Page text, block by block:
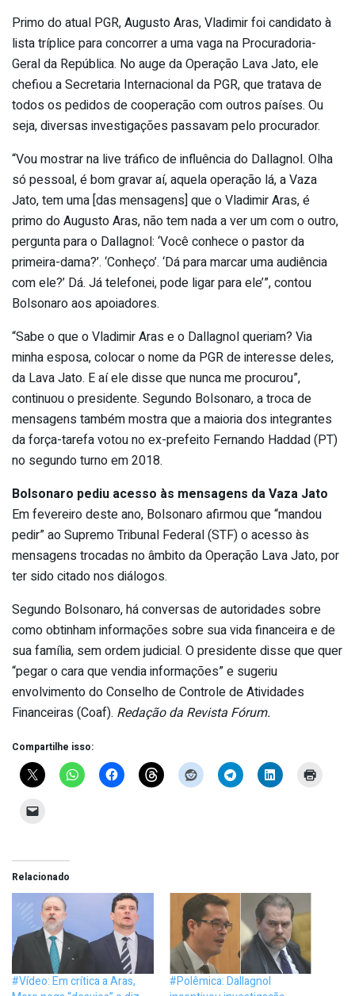
Primo do atual PGR, Augusto Aras, Vladimir foi candidato à
lista tríplice para concorrer a uma vaga na Procuradoria-
Geral da República. No auge da Operação Lava Jato, ele
chefiou a Secretaria Internacional da PGR, que tratava de
todos os pedidos de cooperação com outros países. Ou
seja, diversas investigações passavam pelo procurador.
“Vou mostrar na live tráfico de influência do Dallagnol. Olha
só pessoal, é bom gravar aí, aquela operação lá, a Vaza
Jato, tem uma [das mensagens] que o Vladimir Aras, é
primo do Augusto Aras, não tem nada a ver um com o outro,
pergunta para o Dallagnol: ‘Você conhece o pastor da
primeira-dama?’. ‘Conheço’. ‘Dá para marcar uma audiência
com ele?’ Dá. Já telefonei, pode ligar para ele’”, contou
Bolsonaro aos apoiadores.
“Sabe o que o Vladimir Aras e o Dallagnol queriam? Via
minha esposa, colocar o nome da PGR de interesse deles,
da Lava Jato. E aí ele disse que nunca me procurou”,
continuou o presidente. Segundo Bolsonaro, a troca de
mensagens também mostra que a maioria dos integrantes
da força-tarefa votou no ex-prefeito Fernando Haddad (PT)
no segundo turno em 2018.
Bolsonaro pediu acesso às mensagens da Vaza Jato
Em fevereiro deste ano, Bolsonaro afirmou que “mandou
pedir” ao Supremo Tribunal Federal (STF) o acesso às
mensagens trocadas no âmbito da Operação Lava Jato, por
ter sido citado nos diálogos.
Segundo Bolsonaro, há conversas de autoridades sobre
como obtinham informações sobre sua vida financeira e de
sua família, sem ordem judicial. O presidente disse que quer
“pegar o cara que vendia informações” e sugeriu
envolvimento do Conselho de Controle de Atividades
Financeiras (Coaf). Redação da Revista Fórum.
Compartilhe isso:
Relacionado
#Vídeo: Em crítica a Aras,
#Polêmica: Dallagnol